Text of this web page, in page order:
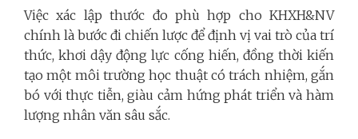
Việc xác lập thước đo phù hợp cho KHXH&NV
chính là bước đi chiến lược để định vị vai trò của trí
thức, khơi dậy động lực cống hiến, đồng thời kiến
tạo một môi trường học thuật có trách nhiệm, gắn
bó với thực tiễn, giàu cảm hứng phát triển và hàm
lượng nhân văn sâu sắc.